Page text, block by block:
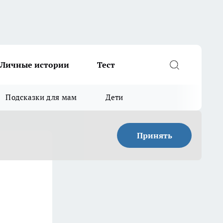
Личные истории Тест
Подсказки для мам Дети
Принять